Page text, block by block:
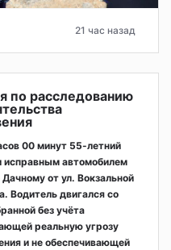
21 час назад
по расследованию
00 минут 55-летний
исправным автомобилем
от ул. Вокзальной
Водитель двигался со
без учёта
реальную угрозу
и не обеспечивающей